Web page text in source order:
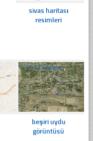
sivas haritası
resimleri
☐272 Tıklanma
beşiri uydu
görüntüsü